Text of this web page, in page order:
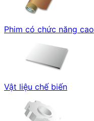
Phim có chức năng cao
Vật liệu chế biến